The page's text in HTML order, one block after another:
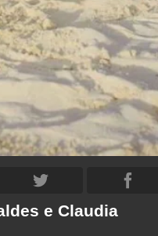
e Claudia